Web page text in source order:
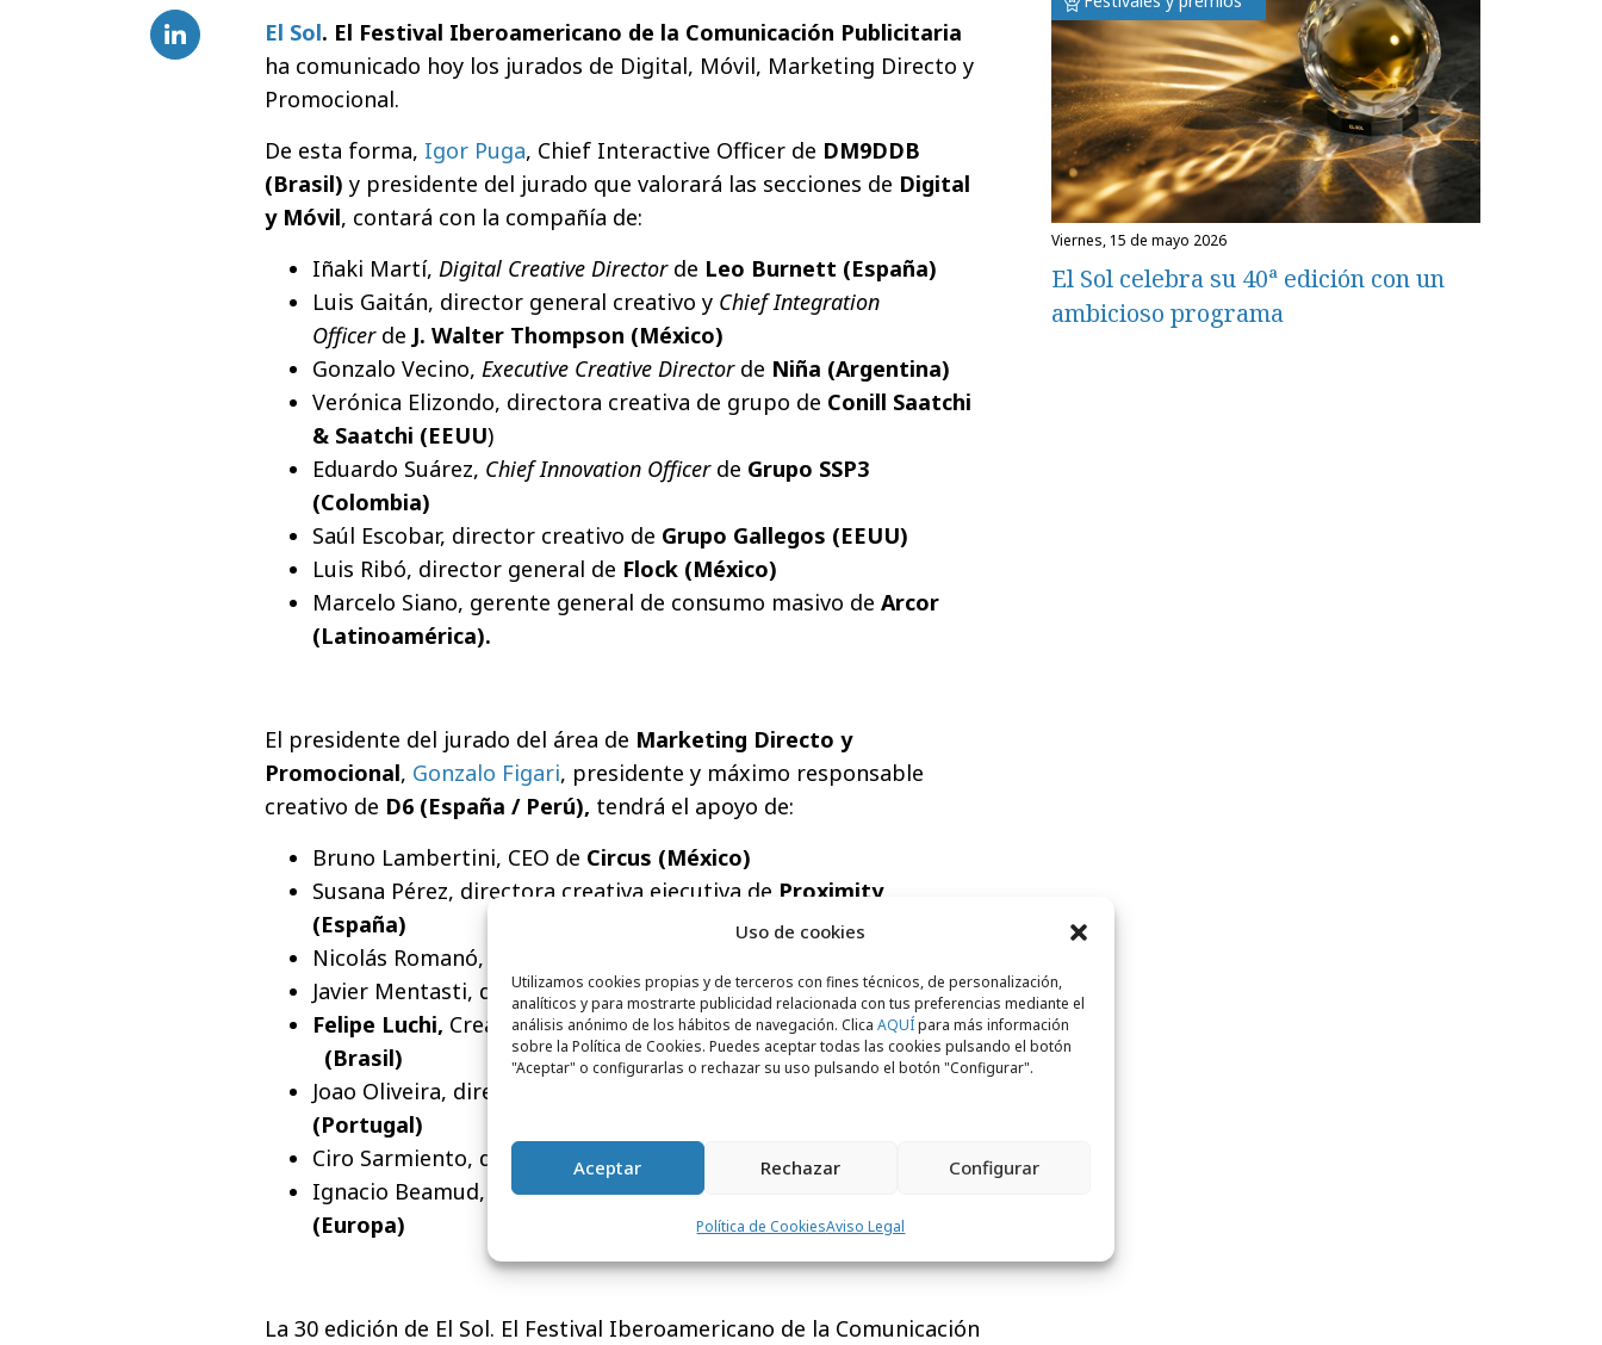
Uso de cookies
Utilizamos cookies propias y de terceros con fines técnicos, de personalización,
analíticos y para mostrarte publicidad relacionada con tus preferencias mediante el
análisis anónimo de los hábitos de navegación. Clica AQUÍpara más información
sobre la Política de Cookies. Puedes aceptar todas las cookies pulsando el botón
"Aceptar" o configurarlas o rechazar su uso pulsando el botón "Configurar".
Aceptar Rechazar Configurar
Política de CookiesAviso Legal
El Sol. El Festival Iberoamericano de la Comunicación Publicitaria
ha comunicado hoy los jurados de Digital, Móvil, Marketing Directo y
Promocional.
De esta forma, Igor Puga, Chief Interactive Officer de DM9DDB
(Brasil) y presidente del jurado que valorará las secciones de Digital
y Móvil, contará con la compañía de:
Iñaki Martí, Digital Creative Directorde Leo Burnett (España)
Luis Gaitán, director general creativo y Chief Integration
Officerde J. Walter Thompson (México)
Gonzalo Vecino, Executive Creative Directorde Niña (Argentina)
Verónica Elizondo, directora creativa de grupo de Conill Saatchi
& Saatchi (EEUU)
Eduardo Suárez, Chief Innovation Officerde Grupo SSP3
(Colombia)
Saúl Escobar, director creativo de Grupo Gallegos (EEUU)
Luis Ribó, director general de Flock (México)
Marcelo Siano, gerente general de consumo masivo de Arcor
(Latinoamérica).
El presidente del jurado del área de Marketing Directo y
Promocional, Gonzalo Figari, presidente y máximo responsable
creativo de D6 (España / Perú), tendrá el apoyo de:
Bruno Lambertini, CEO de Circus (México)
Susana Pérez, directora creativa ejecutiva de Proximity
(España)
Nicolás Romanó, director general creativo de
Javier Mentasti, director general creativo deOgilvy (Latina Sur)
Felipe Luchi, Creative Vice President deLew'Lara/TBWA
(Brasil)
Joao Oliveira, director creativo de
(Portugal)
Ciro Sarmiento, director general creativo de Dieste (EEUU)
Ignacio Beamud, Marketing Operations Director de
(Europa)
La 30 edición de El Sol. El Festival Iberoamericano de la Comunicación
viernes, 15 de mayo 2026
El Sol celebra su 40ª edición con un
ambicioso programa